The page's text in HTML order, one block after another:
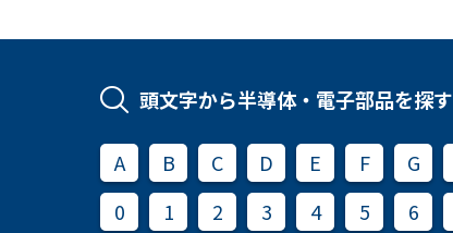
頭文字から半導体・電子部品を探す
A B C D E F G
0
1 2 3 4 5 6